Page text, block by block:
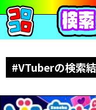
#VTuberの検索